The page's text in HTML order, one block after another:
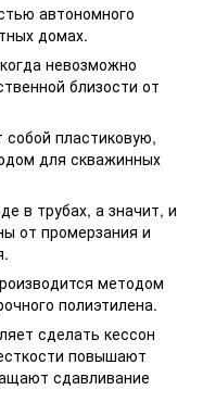
автономного
домах.
невозможно
близости от
собой пластиковую,
для скважинных
в трубах, а значит, и
от промерзания и
методом
полиэтилена.
сделать кессон
повышают
сдавливание